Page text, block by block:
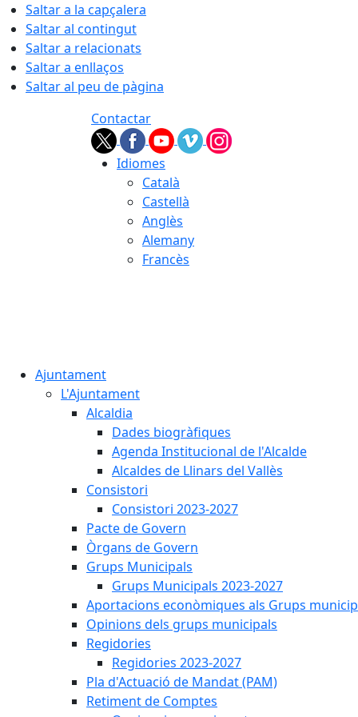
Saltar a la capçalera
Saltar al contingut
Saltar a relacionats
Saltar a enllaços
Saltar al peu de pàgina
Contactar
Idiomes
Català
Castellà
Anglès
Alemany
Francès
Ajuntament
L'Ajuntament
Alcaldia
Dades biogràfiques
Agenda Institucional de l'Alcalde
Alcaldes de Llinars del Vallès
Consistori
Consistori 2023-2027
Pacte de Govern
Òrgans de Govern
Grups Municipals
Grups Municipals 2023-2027
Aportacions econòmiques als Grups
Opinions dels grups municipals
Regidories
Regidories 2023-2027
Pla d'Actuació de Mandat (PAM)
Retiment de Comptes